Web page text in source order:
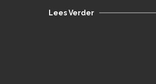
Lees Verder